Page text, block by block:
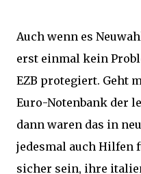
Auch wenn es
erst einmal kein
EZB protegiert. Geht
Euro-Notenbank der
dann waren das in
jedesmal auch Hilfen
sicher sein, ihre